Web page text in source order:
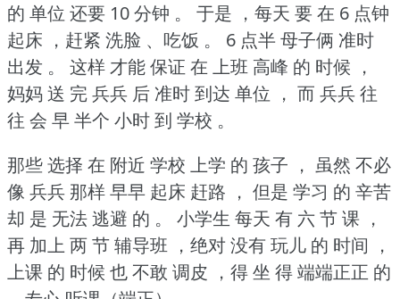
的 单位 还要 10 分钟 。
于是 ，每天 要 在 6 点钟
起床 ，赶紧 洗脸 、吃饭 。
6 点半 母子俩 准时
出发 。
这样 才能 保证 在 上班 高峰 的 时候 ，
妈妈 送 完 兵兵 后 准时 到达 单位 ， 而 兵兵 往
往 会 早 半个 小时 到 学校 。
那些 选择 在 附近 学校 上学 的 孩子 ， 虽然 不必
像 兵兵 那样 早早 起床 赶路 ， 但是 学习 的 辛苦
却 是 无法 逃避 的 。
小学生 每天 有 六 节 课 ，
再 加上 两 节 辅导班 ，绝对 没有 玩儿 的 时间 ，
上课 的 时候 也 不敢 调皮 ，得 坐 得 端端正正 的